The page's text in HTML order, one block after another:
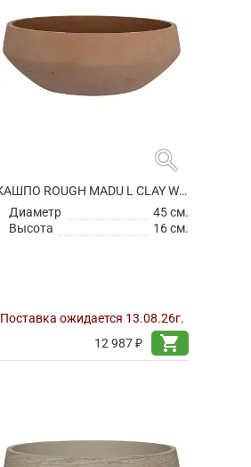
search
КАШПО ROUGH MADU L CLAY WASHED
Диаметр
45 см.
Высота
16 см.
Поставка ожидается 13.08.26г.
12 987 ₽
shopping_cart